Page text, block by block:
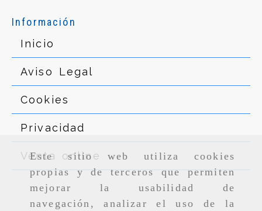
Este sitio web utiliza cookies
propias y de terceros que permiten
mejorar la usabilidad de
navegación, analizar el uso de la
Información
Inicio
Aviso Legal
Cookies
Privacidad
Venta online